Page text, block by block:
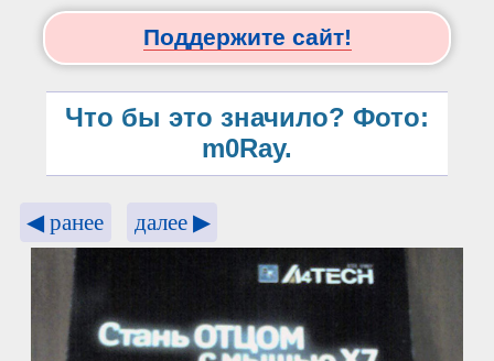
Поддержите сайт!
Что бы это значило? Фото:
m0Ray.
◀ ранее далее ▶